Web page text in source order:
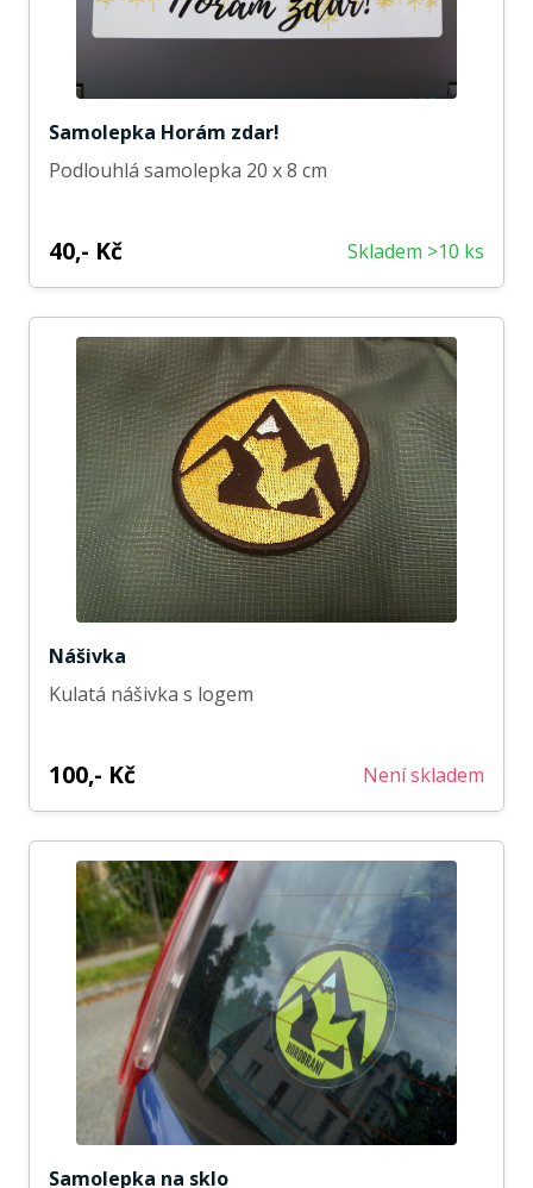
Samolepka Horám zdar!
Podlouhlá samolepka 20 x 8 cm
40,- Kč Skladem >10 ks
Nášivka
Kulatá nášivka s logem
100,- Kč Není skladem
Samolepka na sklo